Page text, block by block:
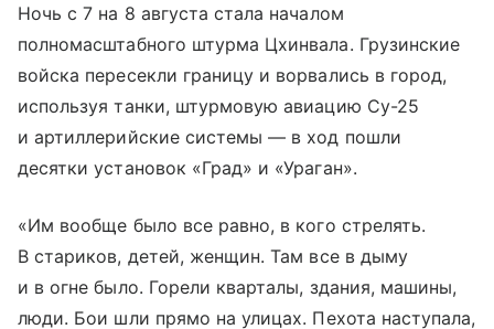
Ночь с 7 на 8 августа стала началом
полномасштабного штурма Цхинвала. Грузинские
войска пересекли границу и ворвались в город,
используя танки, штурмовую авиацию Су-25
и артиллерийские системы — в ход пошли
десятки установок «Град» и «Ураган».
«Им вообще было все равно, в кого стрелять.
В стариков, детей, женщин. Там все в дыму
и в огне было. Горели кварталы, здания, машины,
люди. Бои шли прямо на улицах. Пехота наступала,